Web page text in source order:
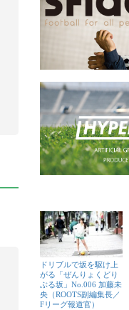
ドリブルで坂を駆け上
がる「ぜんりょくどり
ぶる坂」No.006 加藤未
央（ROOTS副編集長／
Fリーグ報道官）